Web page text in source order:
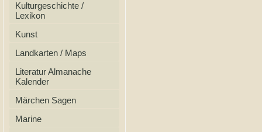
Kulturgeschichte /
Lexikon
Kunst
Landkarten / Maps
Literatur Almanache
Kalender
Märchen Sagen
Marine